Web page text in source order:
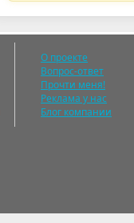
О проекте
Вопрос-ответ
Прочти меня!
Реклама у нас
Блог компании